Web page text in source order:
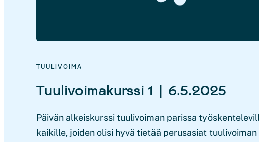
TUULIVOIMA
Tuulivoimakurssi 1 | 6.5.2025
Päivän alkeiskurssi tuulivoiman parissa
kaikille, joiden olisi hyvä tietää perusasiat